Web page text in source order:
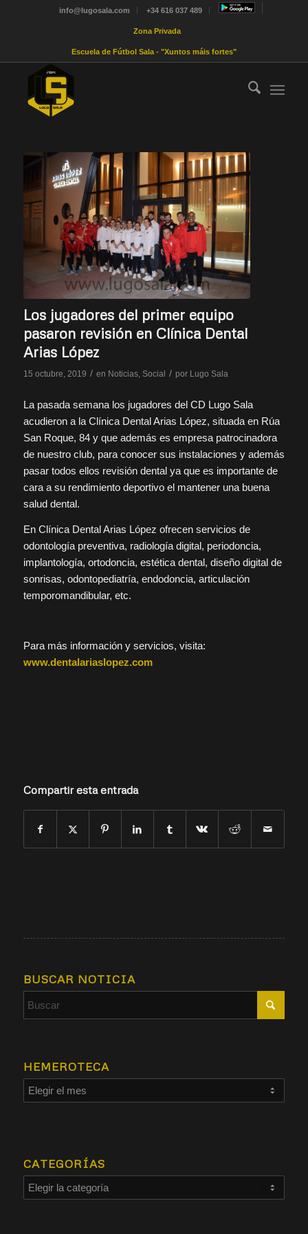
info@lugosala.com +34 616 037 489
Zona Privada
Escuela de Fútbol Sala - "Xuntos máis fortes"
Los jugadores del primer equipo
pasaron revisión en Clínica Dental
Arias López
15 octubre, 2019 / en Noticias, Social / por Lugo Sala
La pasada semana los jugadores del CD Lugo Sala
acudieron a la Clínica Dental Arias López, situada en Rúa
San Roque, 84 y que además es empresa patrocinadora
de nuestro club, para conocer sus instalaciones y además
pasar todos ellos revisión dental ya que es importante de
cara a su rendimiento deportivo el mantener una buena
salud dental.
En Clínica Dental Arias López ofrecen servicios de
odontología preventiva, radiología digital, periodoncia,
implantología, ortodoncia, estética dental, diseño digital de
sonrisas, odontopediatría, endodoncia, articulación
temporomandibular, etc.
Para más información y servicios, visita:
www.dentalariaslopez.com
Compartir esta entrada
BUSCAR NOTICIA
HEMEROTECA
CATEGORÍAS